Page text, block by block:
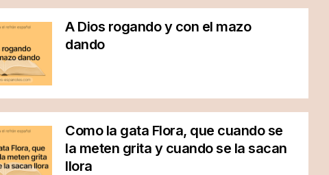
A Dios rogando y con el mazo
dando
Como la gata Flora, que cuando se
la meten grita y cuando se la sacan
llora